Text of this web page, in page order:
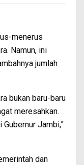
menerus
Namun, ini
jumlah
bukan baru-baru
meresahkan.
Jambi,”
dan